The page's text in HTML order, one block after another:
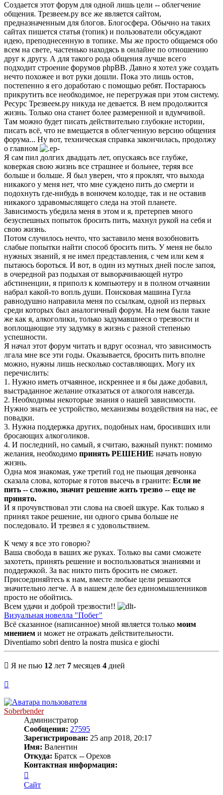
Создается этот форум для одной лишь цели -- облегчение
общения. Трезвеем.ру все же является сайтом,
предназначенным для блогов. Блогосфера. Обычно на таких
сайтах пишется статья (топик) и пользователи обсуждают
идею, преподнесенную в топике. Мы же просто общаемся обо
всем на свете, частенько находясь в онлайне по отношению
друг к другу. А для такого рода общения лучше всего
подходит строение форумов phpBB. Давно я хотел уже создать
нечто похожее и вот руки дошли. Пока это лишь остов,
постепенно я его доработаю с помощью ребят. Постараюсь
прикрутить все необходимое, не перегружая при этом систему.
Ресурс Трезвеем.ру никуда не девается. В нем продолжится
жизнь. Только она станет более размеренной и вдумчивой.
Там можно будет писать действительно глубокие истории,
писать всё, что не вмещается в облегченную версию общения
форума... Ну вот, техническая справка закончилась, продолжу
о главном
Я сам пил долгих двадцать лет, опускаясь все глубже,
коверкая свою жизнь все страшнее и больнее, теряя все
больше и больше. Я был уверен, что я проклят, что выхода
никакого у меня нет, что мне суждено пить до смерти и
подохнуть где-нибудь в вонючем колодце, так и не оставив
никакого здравомыслящего следа на этой планете.
Зависимость убедила меня в этом и я, претерпев много
безуспешных попыток бросить пить, махнул рукой на себя и
свою жизнь.
Потом случилось нечто, что заставило меня возобновить
слабые попытки найти способ бросить пить. У меня не было
нужных знаний, я не имел представления, с чем или кем я
пытаюсь бороться. И вот, в один из мутных дней после запоя,
в очередной раз подыхая от выворачивающей нутро
абстиненции, я приполз к компьютеру и в полном отчаянии
набрал какой-то вопль души. Поисковая машина Гугла
равнодушно направила меня по ссылкам, одной из первых
среди которых был аналогичный форум. На нем были такие
же как я, алкоголики, только задумавшиеся о трезвости и
воплощающие эту задумку в жизнь с разной степенью
успешности.
Я начал этот форум читать и вдруг осознал, что зависимость
лгала мне все эти годы. Оказывается, бросить пить вполне
можно, нужны лишь несколько составляющих. Могу их
перечислить:
1. Нужно иметь отчаянное, искреннее и я бы даже добавил,
выстраданное желание отказаться от алкоголя навсегда.
2. Необходимы некоторые знания о нашей зависимости.
Нужно знать ее устройство, механизмы воздействия на нас, ее
повадки.
3. Нужна поддержка других, подобных нам, бросивших или
бросающих алкоголиков.
4. И последний, но самый, я считаю, важный пункт: помимо
желания, необходимо принять РЕШЕНИЕ начать новую
жизнь.
Одна моя знакомая, уже третий год не пьющая девчонка
сказала слова, которые я готов высечь в граните: Если не
пить -- сложно, значит решение жить трезво -- еще не
принято.
И я прочувствовал эти слова на своей шкуре. Как только я
принял такое решение, ни одного срыва больше не
последовало. И трезвел я с удовольствием.
К чему я все это говорю?
Ваша свобода в ваших же руках. Только вы сами сможете
захотеть, принять решение и воспользоваться знаниями и
поддержкой. За вас никто пить бросить не сможет.
Присоединяйтесь к нам, вместе любые цели решаются
значительно легче. А в нашем деле без единомышленников
просто не обойтись.
Всем удачи и доброй трезвости!!
Визуальная новелла "Побег"
Всё сказанное (написанное) мной является только моим
мнением и может не отражать действительности.
Diventiamo sobri dentro la nostra musica e giochi
Я не пью 12 лет 7 месяцев 4 дней
началу
Soberbender
Администратор
Сообщения: 27595
Зарегистрирован: 25 апр 2018, 20:17
Имя: Валентин
Откуда: Братск -- Орехов
Контактная информация:
информация
пользователя
Сайт